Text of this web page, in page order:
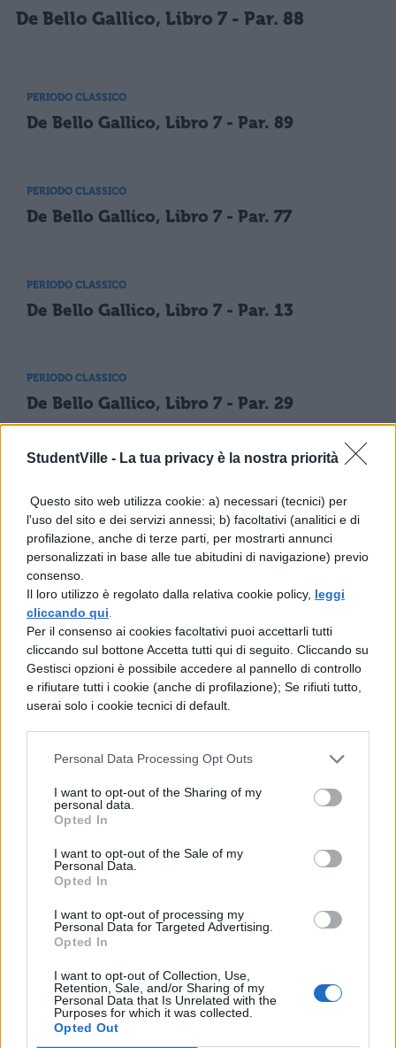
StudentVille - La tua privacy è la nostra priorità
Questo sito web utilizza cookie: a) necessari (tecnici) per
l'uso del sito e dei servizi annessi; b) facoltativi (analitici e di
profilazione, anche di terze parti, per mostrarti annunci
personalizzati in base alle tue abitudini di navigazione) previo
consenso.
Il loro utilizzo è regolato dalla relativa cookie policy, leggi
cliccando qui
Per il consenso ai cookies facoltativi puoi accettarli tutti
cliccando sul bottone Accetta tutti qui di seguito. Cliccando su
Gestisci opzioni è possibile accedere al pannello di controllo
e rifiutare tutti i cookie (anche di profilazione); Se rifiuti tutto,
userai solo i cookie tecnici di default.
Personal Data Processing Opt Outs
I want to opt-out of the Sharing of my
personal data.
Opted In
I want to opt-out of the Sale of my
Personal Data.
Opted In
I want to opt-out of processing my
Personal Data for Targeted Advertising.
Opted In
I want to opt-out of Collection, Use,
Retention, Sale, and/or Sharing of my
Personal Data that Is Unrelated with the
Purposes for which it was collected.
Opted Out
De Bello Gallico, Libro 7 - Par. 88
PERIODO CLASSICO
De Bello Gallico, Libro 7 - Par. 89
PERIODO CLASSICO
De Bello Gallico, Libro 7 - Par. 77
PERIODO CLASSICO
De Bello Gallico, Libro 7 - Par. 13
PERIODO CLASSICO
De Bello Gallico, Libro 7 - Par. 29
De Bello Gallico, Libro 7 - Par. 46
PERIODO CLASSICO
De Bello Gallico, Libro 7 - Par. 62
De Bello Gallico, Libro 7 - Par. 78
PERIODO CLASSICO
PERIODO CLASSICO
De Bello Gallico, Libro 7 - Par. 30
PERIODO CLASSICO
PERIODO CLASSICO